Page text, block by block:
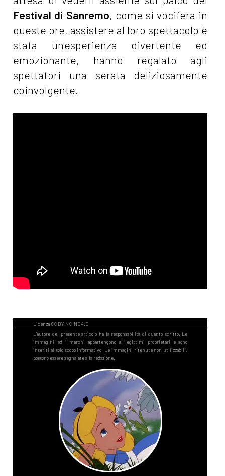
Festival di Sanremo, come si vocifera in
queste ore, assistere al loro spettacolo è
stata un'esperienza divertente ed
emozionante, hanno regalato agli
spettatori una serata deliziosamente
coinvolgente.